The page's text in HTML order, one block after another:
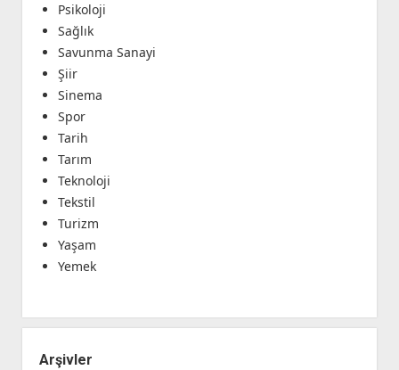
Psikoloji
Sağlık
Savunma Sanayi
Şiir
Sinema
Spor
Tarih
Tarım
Teknoloji
Tekstil
Turizm
Yaşam
Yemek
Arşivler